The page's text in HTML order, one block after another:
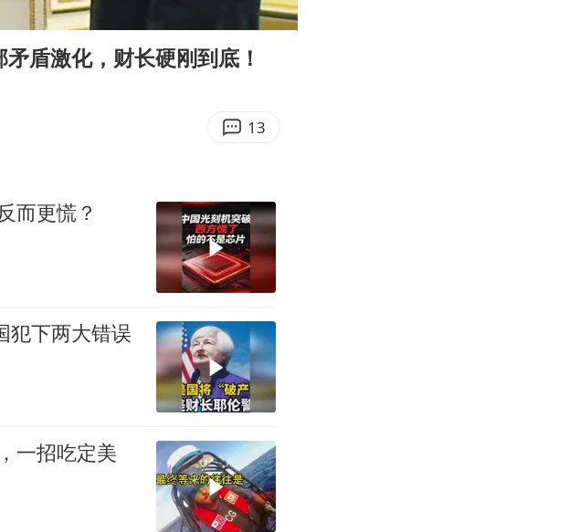
录仪
Enter
盾激化，财长硬刚到底！
13
而更慌？
犯下两大错误
一招吃定美